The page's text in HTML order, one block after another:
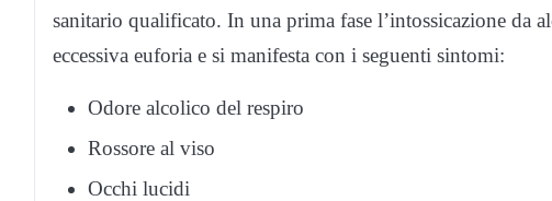
sanitario qualificato. In una prima fase l’intossicazione da
eccessiva euforia e si manifesta con i seguenti sintomi:
Odore alcolico del respiro
Rossore al viso
Occhi lucidi